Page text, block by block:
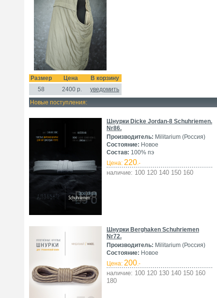
Размер Цена
В корзину
58
2400р.
уведомить
Новые поступления:
Шнурки Dicke Jordan-8 Schuhriemen.
Nr86.
Производитель: Militarium (Россия)
Состояние: Новое
Состав: 100% пэ
Цена: 220.-
наличие: 100 120 140 150 160
Шнурки Berghaken Schuhriemen
Nr72.
Производитель: Militarium (Россия)
Состояние: Новое
Цена: 200.-
наличие: 100 120 130 140 150 160
180